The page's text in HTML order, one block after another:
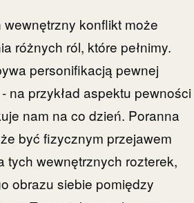
konflikt może
różnych ról, które pełnimy.
personifikacją pewnej
na przykład aspektu pewności
nam na co dzień. Poranna
być fizycznym przejawem
tych wewnętrznych rozterek,
obrazu siebie pomiędzy